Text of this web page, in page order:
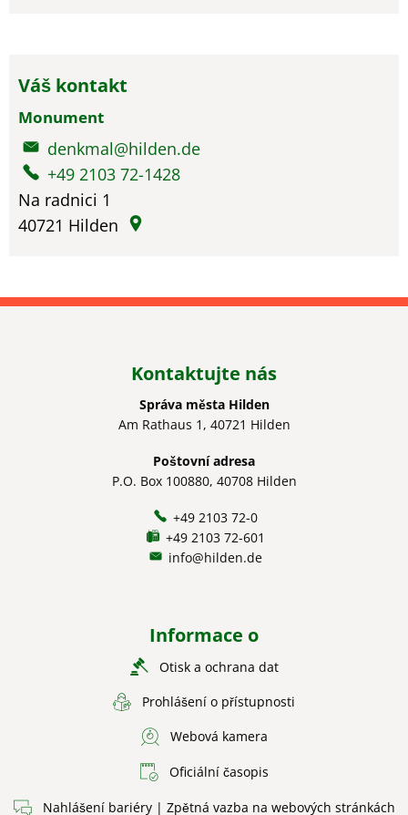
Váš kontakt
Monument
denkmal@hilden.de
+49 2103 72-1428
Na radnici 1
40721 Hilden
Kontaktujte nás
Správa města Hilden
Am Rathaus 1, 40721 Hilden
Poštovní adresa
P.O. Box 100880, 40708 Hilden
+49 2103 72-0
+49 2103 72-601
info@hilden.de
Informace o
Otisk a ochrana dat
Prohlášení o přístupnosti
Webová kamera
Oficiální časopis
Nahlášení bariéry | Zpětná vazba na webových stránkách